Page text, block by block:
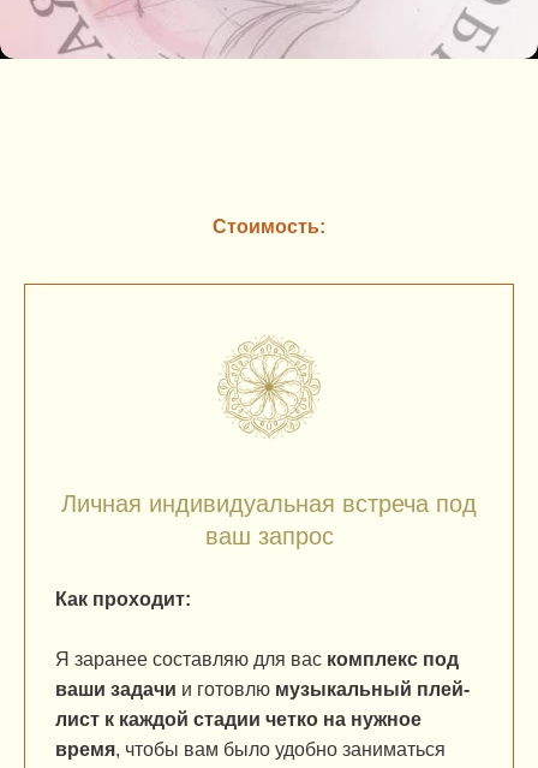
Стоимость:
Личная индивидуальная встреча под
ваш запрос
Как проходит:
Я заранее составляю для вас комплекс под
ваши задачи и готовлю музыкальный плей-
лист к каждой стадии четко на нужное
время, чтобы вам было удобно заниматься